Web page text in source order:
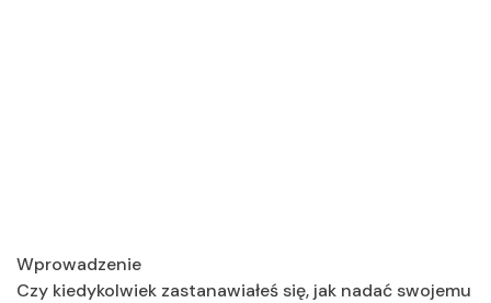
Wprowadzenie
Czy kiedykolwiek zastanawiałeś się, jak nadać swojemu